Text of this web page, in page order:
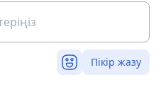
Пікір жазу